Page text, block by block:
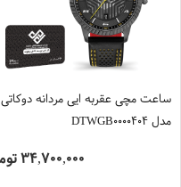
ساعت مچی عقربه ایی مردانه دوکاتی
مدل DTWGB0000404
34,700,000 تومان